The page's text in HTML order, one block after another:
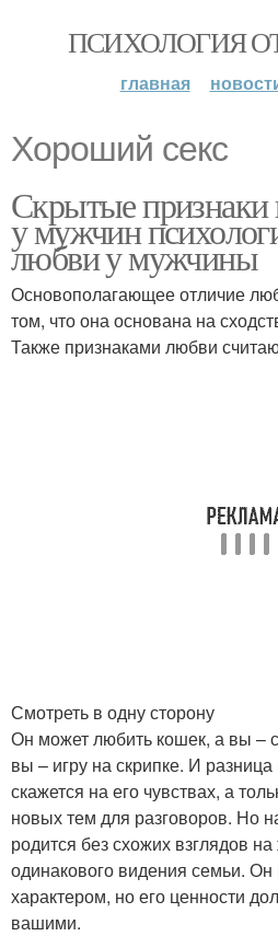
ПСИХОЛОГИЯ
главная
Хороший секс
Скрытые признаки
у мужчин
любви у мужчины
Основополагающее отличие
том, что она основана на
Также признаками любви
Смотреть в одну сторону
Он может любить кошек, а вы –
вы – игру на скрипке. И
скажется на его чувствах, а
новых тем для разговоров. Но
родится без схожих взглядов
одинакового видения семьи. Он
характером, но его ценности
вашими.